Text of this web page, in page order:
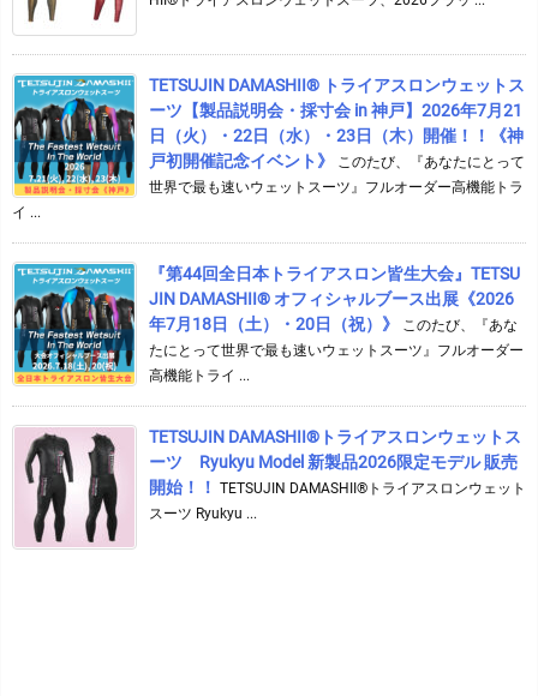
TETSUJIN DAMASHII® トライアスロンウェットス
ーツ【製品説明会・採寸会 in 神戸】2026年7月21
日（火）・22日（水）・23日（木）開催！！《神
戸初開催記念イベント》
このたび、『あなたにとって
世界で最も速いウェットスーツ』フルオーダー高機能トラ
イ ...
『第44回全日本トライアスロン皆生大会』TETSU
JIN DAMASHII® オフィシャルブース出展《2026
年7月18日（土）・20日（祝）》
このたび、『あな
たにとって世界で最も速いウェットスーツ』フルオーダー
高機能トライ ...
TETSUJIN DAMASHII®︎トライアスロンウェットス
ーツ Ryukyu Model 新製品2026限定モデル 販売
開始！！ TETSUJIN DAMASHII®︎トライアスロンウェット
スーツ Ryukyu ...